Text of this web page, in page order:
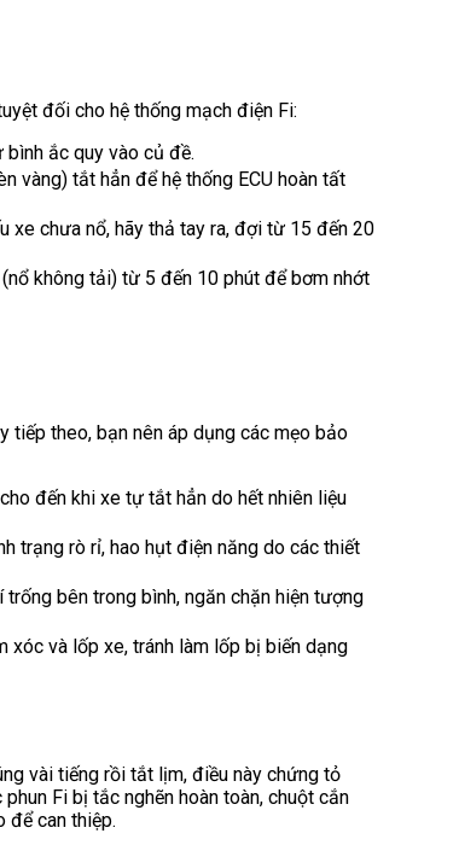
đối cho hệ thống mạch điện Fi:
ắc quy vào củ đề.
vàng) tắt hẳn để hệ thống ECU hoàn tất
xe chưa nổ, hãy thả tay ra, đợi từ 15 đến 20
không tải) từ 5 đến 10 phút để bơm nhớt
tiếp theo, bạn nên áp dụng các mẹo bảo
đến khi xe tự tắt hẳn do hết nhiên liệu
trạng rò rỉ, hao hụt điện năng do các thiết
bên trong bình, ngăn chặn hiện tượng
xóc và lốp xe, tránh làm lốp bị biến dạng
vài tiếng rồi tắt lịm, điều này chứng tỏ
Fi bị tắc nghẽn hoàn toàn, chuột cắn
để can thiệp.